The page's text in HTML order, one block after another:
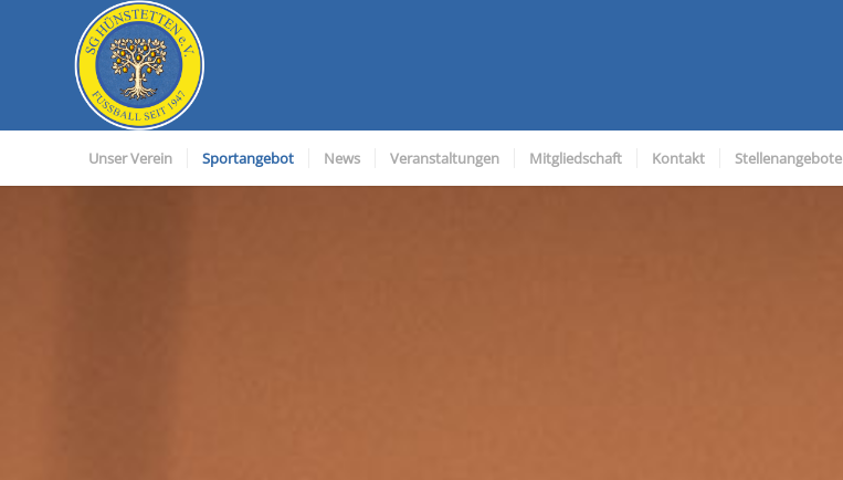
Unser Verein Sportangebot News Veranstaltungen Mitgliedschaft Kontakt Stellenangebote